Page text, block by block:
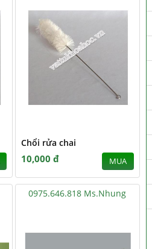
Chổi rửa chai
10,000 đ MUA
0975.646.818 Ms.Nhung